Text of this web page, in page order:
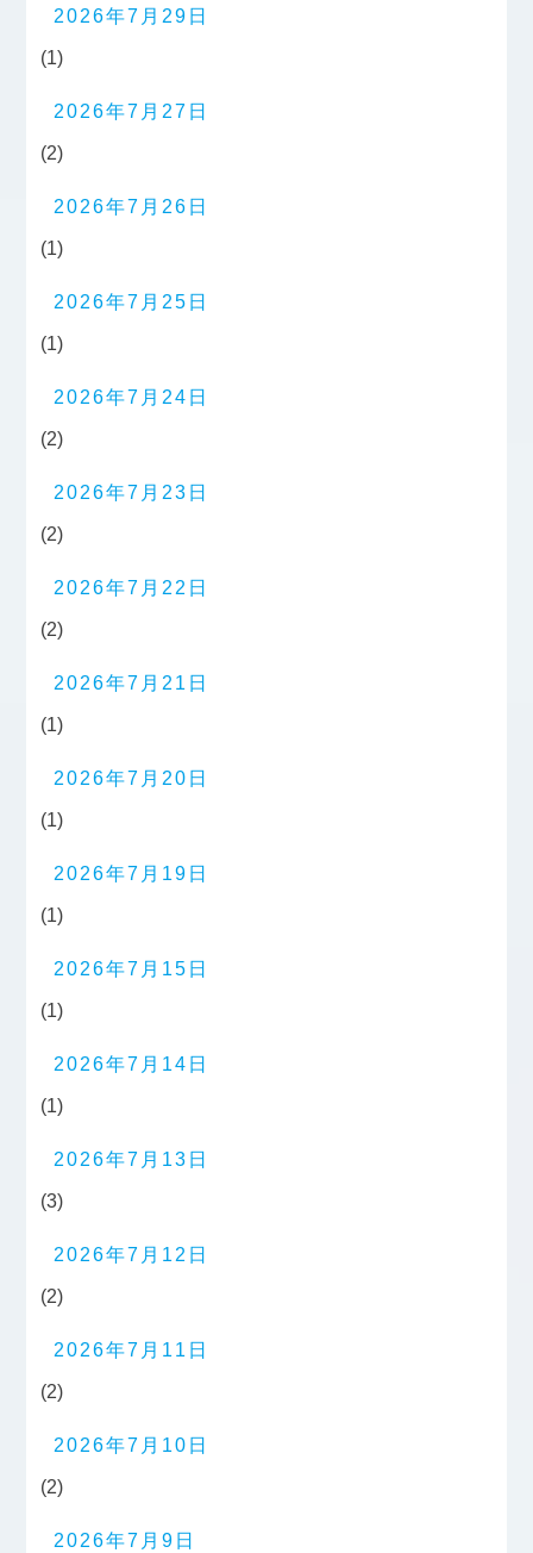
2026年7月29日
(1)
2026年7月27日
(2)
2026年7月26日
(1)
2026年7月25日
(1)
2026年7月24日
(2)
2026年7月23日
(2)
2026年7月22日
(2)
2026年7月21日
(1)
2026年7月20日
(1)
2026年7月19日
(1)
2026年7月15日
(1)
2026年7月14日
(1)
2026年7月13日
(3)
2026年7月12日
(2)
2026年7月11日
(2)
2026年7月10日
(2)
2026年7月9日